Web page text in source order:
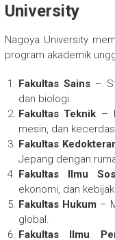
University
Nagoya University
program akademik
Fakultas Sains–
dan biologi.
Fakultas Teknik –
mesin, dan
Fakultas
Jepang dengan
Fakultas Ilmu
ekonomi, dan
Fakultas Hukum –
global.
Fakultas Ilmu